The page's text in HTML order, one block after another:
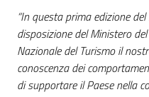
“In questa prima edizione
disposizione del Ministero
Nazionale del Turismo il
conoscenza dei
di supportare il Paese nella